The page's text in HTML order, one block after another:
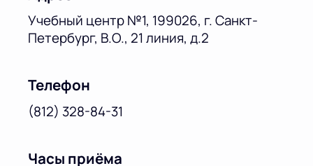
Учебный центр №1, 199026, г. Санкт-
Петербург, В.О., 21 линия, д.2
Телефон
(812) 328-84-31
Часы приёма